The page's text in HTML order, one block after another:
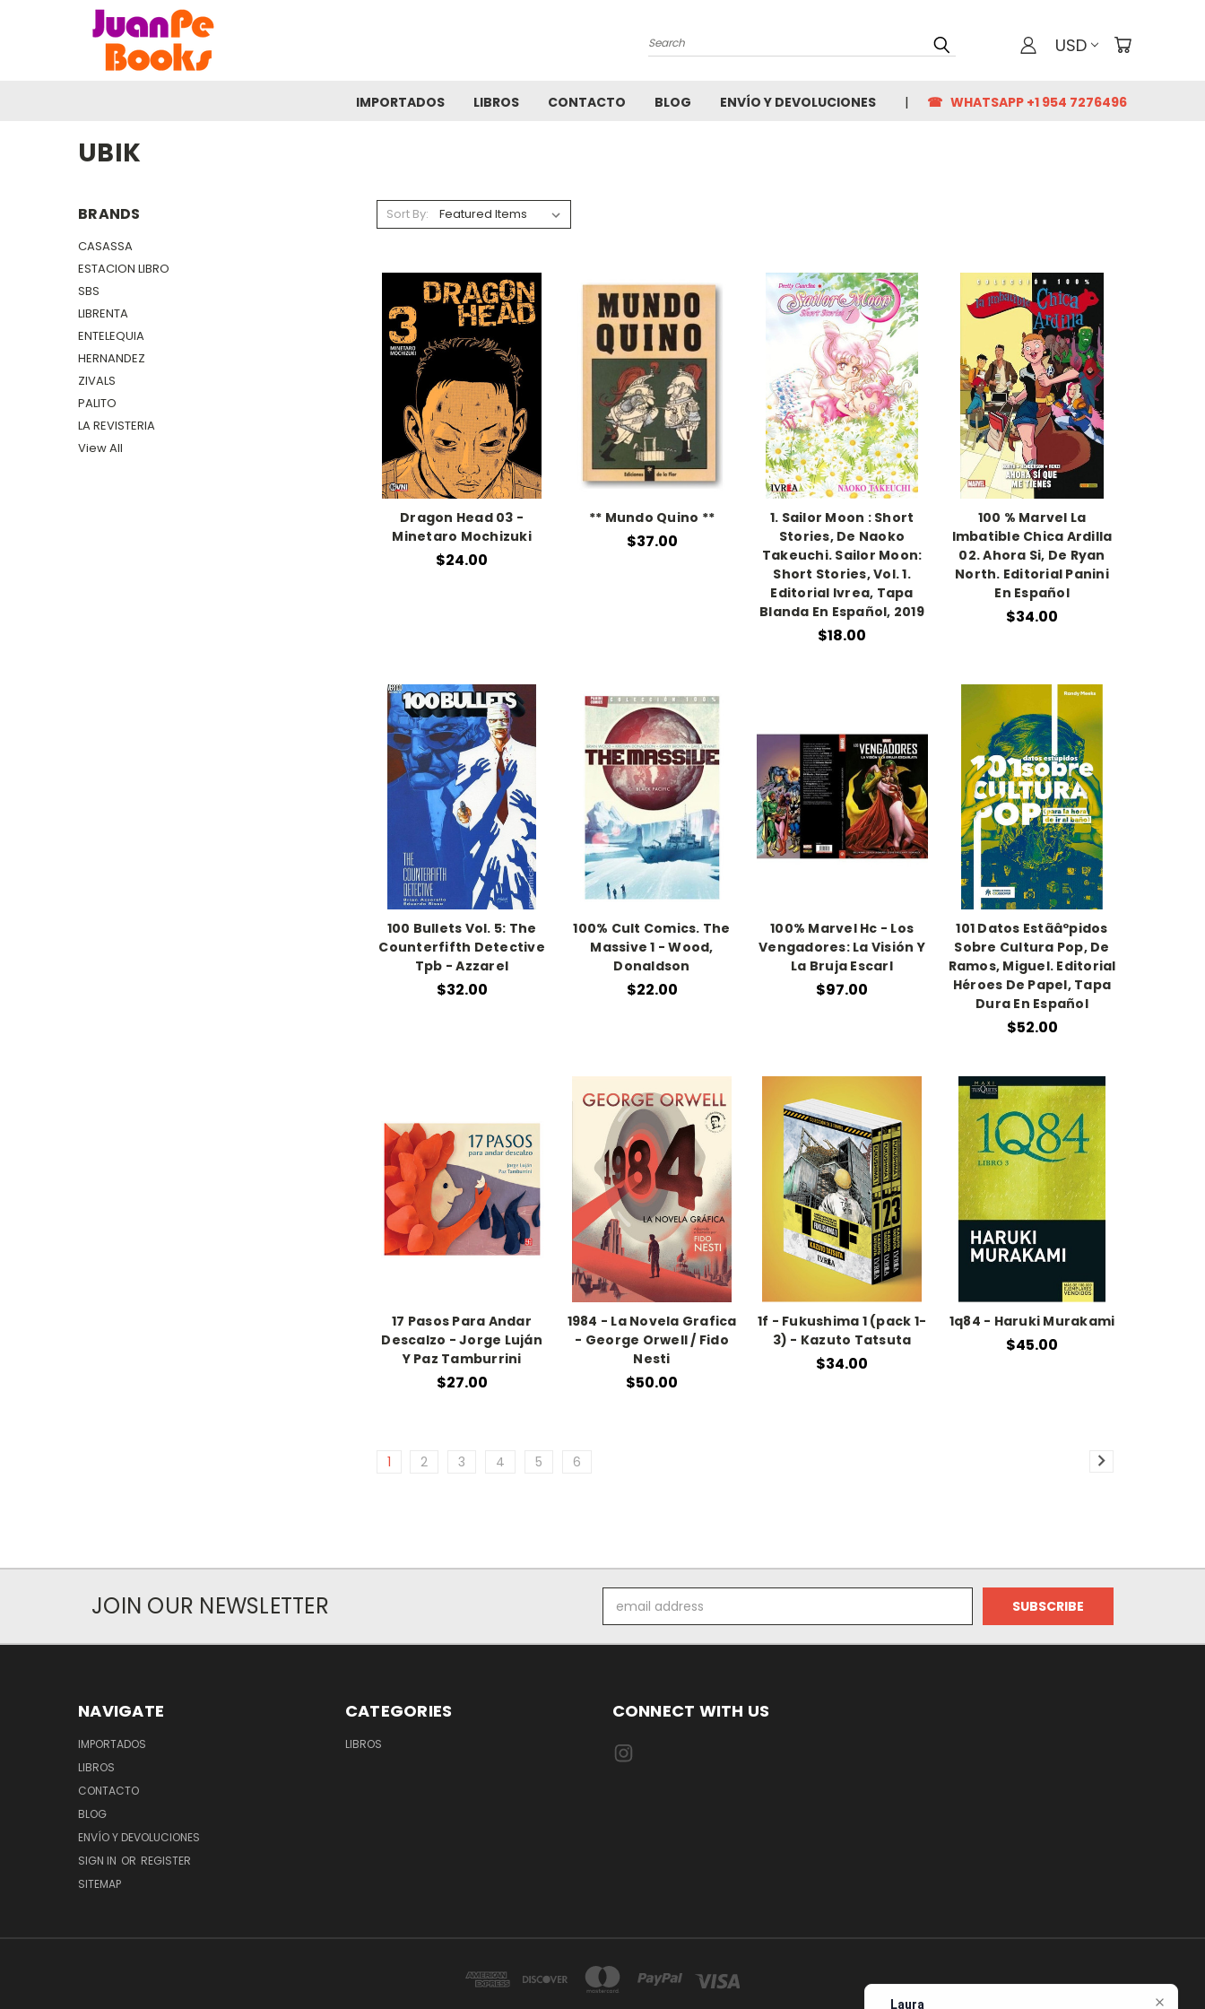
Search USD
IMPORTADOS LIBROS CONTACTO BLOG ENVÍO Y DEVOLUCIONES ☎ WHATSAPP +1 954 7276496
UBIK
BRANDS
CASASSA
ESTACION LIBRO
SBS
LIBRENTA
ENTELEQUIA
HERNANDEZ
ZIVALS
PALITO
LA REVISTERIA
View All
Sort By:
Dragon Head 03 -
Minetaro Mochizuki
$24.00
** Mundo Quino **
$37.00
1. Sailor Moon : Short
Stories, De Naoko
Takeuchi. Sailor Moon:
Short Stories, Vol. 1.
Editorial Ivrea, Tapa
Blanda En Español, 2019
$18.00
100 % Marvel La
Imbatible Chica Ardilla
02. Ahora Si, De Ryan
North. Editorial Panini
En Español
$34.00
100 Bullets Vol. 5: The
Counterfifth Detective
Tpb - Azzarel
$32.00
100% Cult Comics. The
Massive 1 - Wood,
Donaldson
$22.00
100% Marvel Hc - Los
Vengadores: La Visión Y
La Bruja Escarl
$97.00
101 Datos Estãâºpidos
Sobre Cultura Pop, De
Ramos, Miguel. Editorial
Héroes De Papel, Tapa
Dura En Español
$52.00
17 Pasos Para Andar
Descalzo - Jorge Luján
Y Paz Tamburrini
$27.00
1984 - La Novela Grafica
- George Orwell / Fido
Nesti
$50.00
1f - Fukushima 1 (pack 1-
3) - Kazuto Tatsuta
$34.00
1q84 - Haruki Murakami
$45.00
1 2 3 4 5 6
JOIN OUR NEWSLETTER
Address
NAVIGATE
IMPORTADOS
LIBROS
CONTACTO
BLOG
ENVÍO Y DEVOLUCIONES
SIGN IN OR REGISTER
SITEMAP
CATEGORIES
LIBROS
CONNECT WITH US